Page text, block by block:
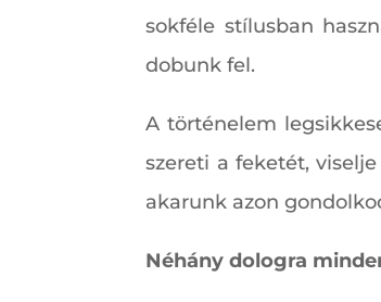
sokféle stílusban
dobunk fel.
A történelem
szereti a feketét,
akarunk azon
Néhány dologra